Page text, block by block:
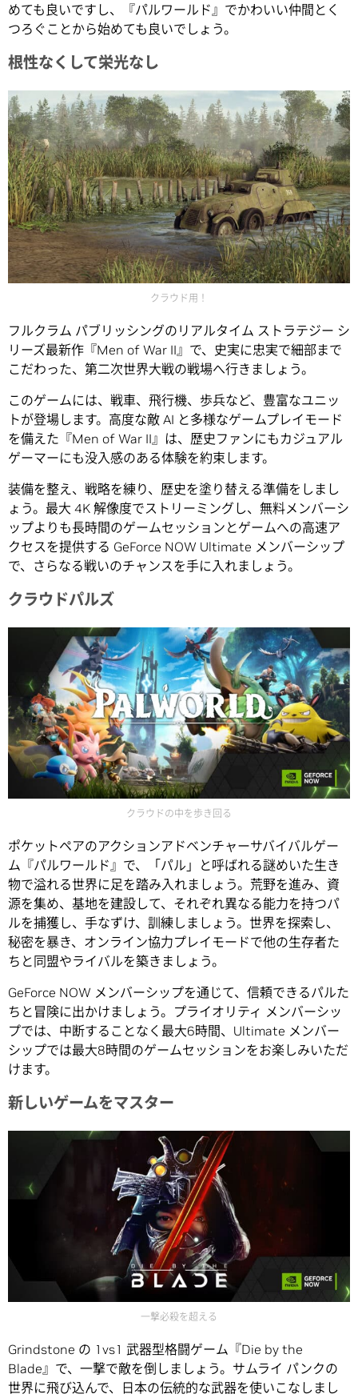
めても良いですし、『パルワールド』でかわいい仲間とく
つろぐことから始めても良いでしょう。
根性なくして栄光なし
クラウド用！
フルクラム パブリッシングのリアルタイム ストラテジー シ
リーズ最新作『Men of War II』で、史実に忠実で細部まで
こだわった、第二次世界大戦の戦場へ行きましょう。
このゲームには、戦車、飛行機、歩兵など、豊富なユニッ
トが登場します。高度な敵 AI と多様なゲームプレイモード
を備えた『Men of War II』は、歴史ファンにもカジュアル
ゲーマーにも没入感のある体験を約束します。
装備を整え、戦略を練り、歴史を塗り替える準備をしまし
ょう。最大 4K 解像度でストリーミングし、無料メンバーシ
ップよりも長時間のゲームセッションとゲームへの高速ア
クセスを提供する GeForce NOW Ultimate メンバーシップ
で、さらなる戦いのチャンスを手に入れましょう。
クラウドパルズ
クラウドの中を歩き回る
ポケットペアのアクションアドベンチャーサバイバルゲー
ム『パルワールド』で、「パル」と呼ばれる謎めいた生き
物で溢れる世界に足を踏み入れましょう。荒野を進み、資
源を集め、基地を建設して、それぞれ異なる能力を持つパ
ルを捕獲し、手なずけ、訓練しましょう。世界を探索し、
秘密を暴き、オンライン協力プレイモードで他の生存者た
ちと同盟やライバルを築きましょう。
GeForce NOW メンバーシップを通じて、信頼できるパルた
ちと冒険に出かけましょう。プライオリティ メンバーシッ
プでは、中断することなく最大6時間、Ultimate メンバー
シップでは最大8時間のゲームセッションをお楽しみいただ
けます。
新しいゲームをマスター
一撃必殺を超える
Grindstone の 1vs1 武器型格闘ゲーム『Die by the
Blade』で、一撃で敵を倒しましょう。サムライ パンクの
世界に飛び込んで、日本の伝統的な武器を使いこなしまし